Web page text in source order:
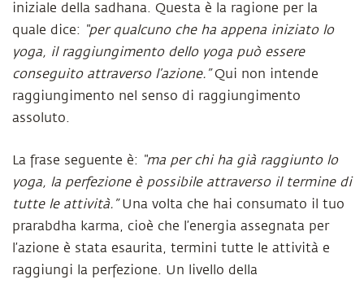
iniziale della sadhana. Questa è la ragione per la
quale dice: “per qualcuno che ha appena iniziato lo
yoga, il raggiungimento dello yoga può essere
conseguito attraverso l’azione.”Qui non intende
raggiungimento nel senso di raggiungimento
assoluto.
La frase seguente è: “ma per chi ha già raggiunto lo
yoga, la perfezione è possibile attraverso il termine di
tutte le attività.”Una volta che hai consumato il tuo
prarabdha karma, cioè che l’energia assegnata per
l’azione è stata esaurita, termini tutte le attività e
raggiungi la perfezione. Un livello della